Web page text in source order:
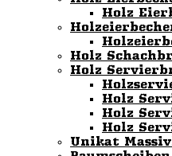
Holz
Holz
Holz
Holz
Holz
Holz
Unikat